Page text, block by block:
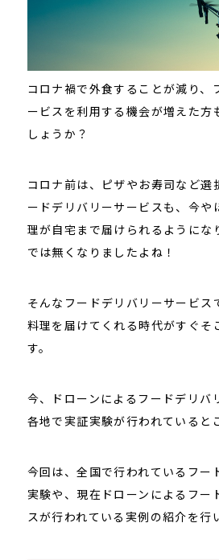
コロナ禍で外食することが減り、
ービスを利用する機会が増えた方
しょうか？
コロナ前は、ピザやお寿司など選
ードデリバリーサービスも、今や
理が自宅まで届けられるようにな
では無くなりましたよね！
そんなフードデリバリーサービス
料理を届けてくれる時代がすぐそ
す。
今、ドローンによるフードデリバ
各地で実証実験が行われていると
今回は、全国で行われているフー
実験や、現在ドローンによるフー
スが行われている実例の紹介を行